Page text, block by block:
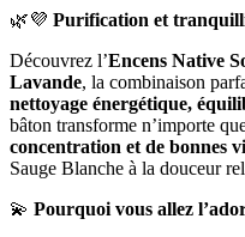
🌿💜 Purification et
Découvrez l’Encens Native
Lavande, la combinaison
nettoyage énergétique,
bâton transforme n’importe
concentration et de bonnes
Sauge Blanche à la douceur
💫 Pourquoi vous allez